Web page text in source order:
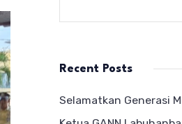
Recent Posts
Selamatkan Generasi